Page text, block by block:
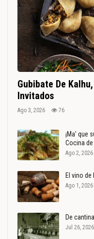
Gubibate De
Invitados
Ago 3, 2026 76
¡Ma’ que
Cocina
Ago 2, 2026
El vino
Ago 1, 2026
De
Jul 26, 2026